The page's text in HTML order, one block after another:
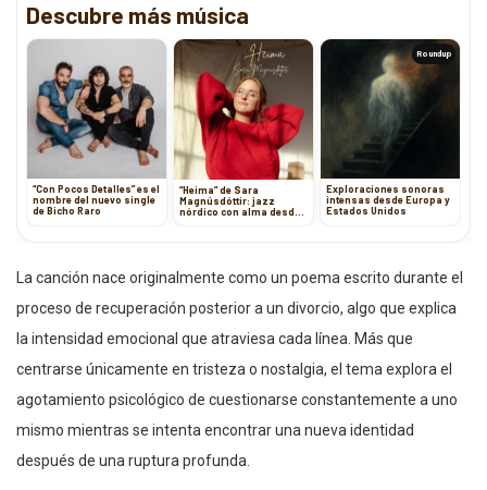
Descubre más música
“Con Pocos Detalles” es el
nombre del nuevo single
de Bicho Raro
“Heima” de Sara
Magnúsdóttir: jazz
nórdico con alma desde
Roundup
Exploraciones sonoras
intensas desde Europa y
Estados Unidos
La canción nace originalmente como un poema escrito durante el
proceso de recuperación posterior a un divorcio, algo que explica
la intensidad emocional que atraviesa cada línea. Más que
centrarse únicamente en tristeza o nostalgia, el tema explora el
agotamiento psicológico de cuestionarse constantemente a uno
mismo mientras se intenta encontrar una nueva identidad
después de una ruptura profunda.